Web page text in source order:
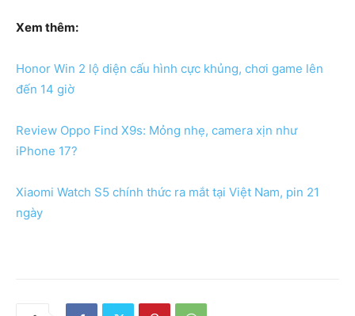
Xem thêm:
Honor Win 2 lộ diện cấu hình cực khủng, chơi game lên
đến 14 giờ
Review Oppo Find X9s: Mỏng nhẹ, camera xịn như
iPhone 17?
Xiaomi Watch S5 chính thức ra mắt tại Việt Nam, pin 21
ngày